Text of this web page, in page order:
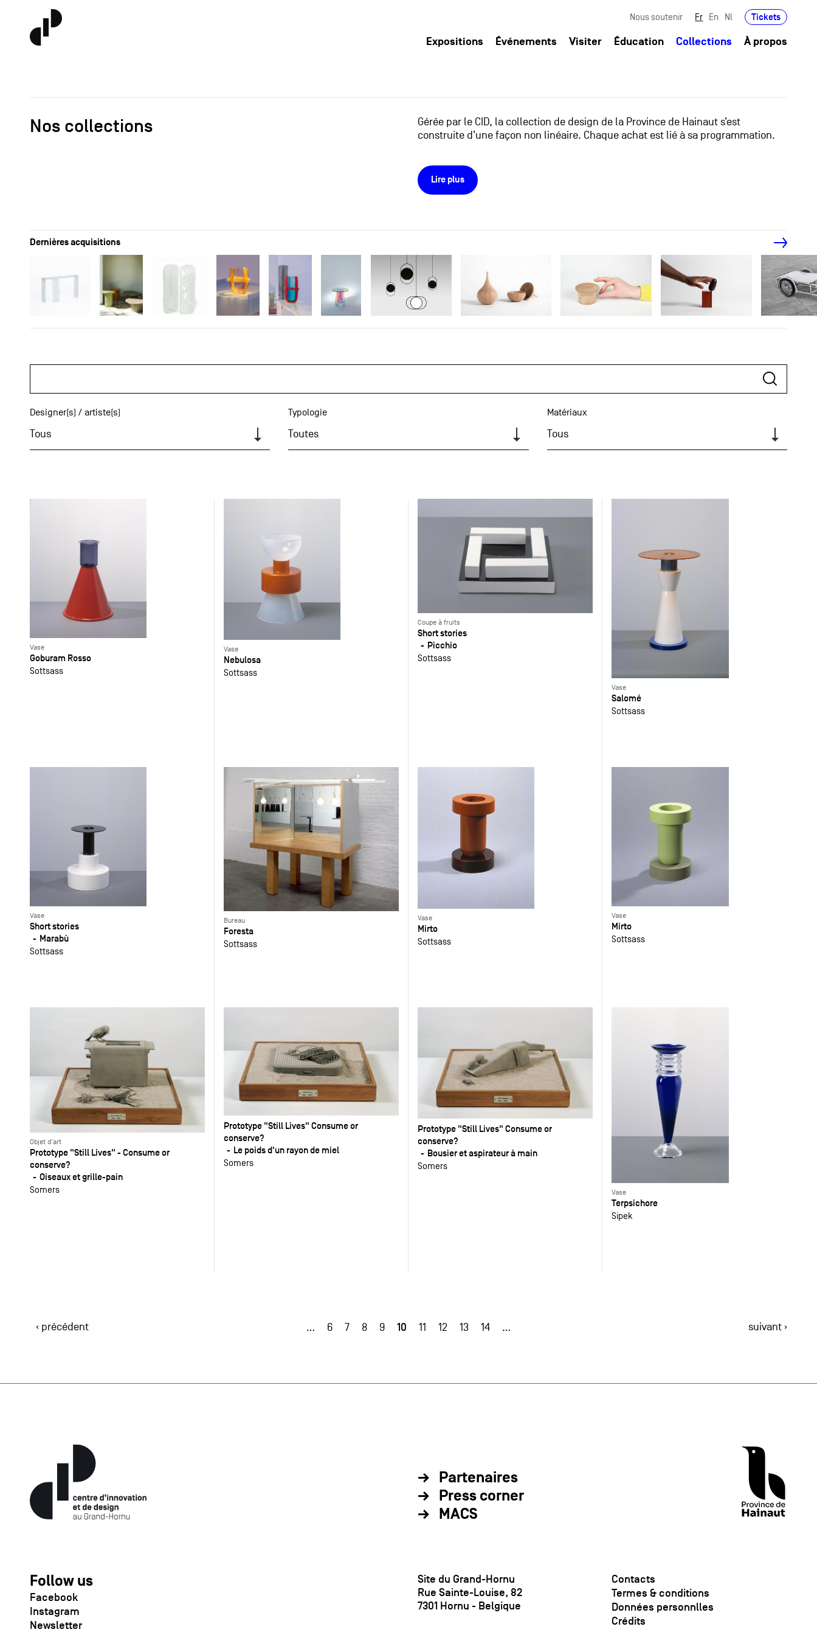
Nous soutenir Fr En Nl Tickets
Expositions Événements Visiter Éducation Collections À propos
Nos collections
Gérée par le CID, la collection de design de la Province de Hainaut s’est
construite d’une façon non linéaire. Chaque achat est lié à sa programmation.
Lire plus
Dernières acquisitions
Designer(s) / artiste(s)
Tous
Typologie
Toutes
Matériaux
Tous
Vase
Goburam Rosso
Sottsass
Vase
Nebulosa
Sottsass
Coupe à fruits
Short stories
Picchio
Sottsass
Vase
Salomé
Sottsass
Vase
Short stories
Marabù
Sottsass
Bureau
Foresta
Sottsass
Vase
Mirto
Sottsass
Vase
Mirto
Sottsass
Objet d'art
Prototype "Still Lives" - Consume or
conserve?
Oiseaux et grille-pain
Somers
Prototype "Still Lives" Consume or
conserve?
Le poids d'un rayon de miel
Somers
Prototype "Still Lives" Consume or
conserve?
Bousier et aspirateur à main
Somers
Vase
Terpsichore
Sipek
‹ précédent … 6 7 8 9 10 11 12 13 14 … suivant ›
Partenaires
Press corner
MACS
Follow us
Facebook
Instagram
Newsletter
Site du Grand-Hornu
Rue Sainte-Louise, 82
7301 Hornu - Belgique
Contacts
Termes & conditions
Données personnlles
Crédits